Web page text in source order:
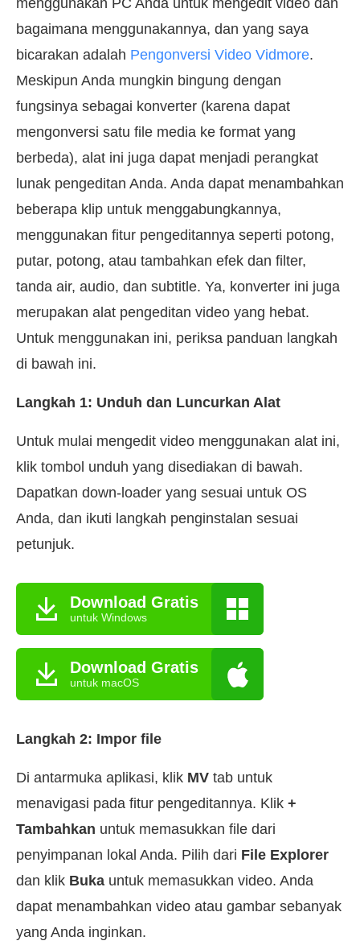
bagaimana menggunakannya, dan yang saya
bicarakan adalah Pengonversi Video Vidmore.
Meskipun Anda mungkin bingung dengan
fungsinya sebagai konverter (karena dapat
mengonversi satu file media ke format yang
berbeda), alat ini juga dapat menjadi perangkat
lunak pengeditan Anda. Anda dapat menambahkan
beberapa klip untuk menggabungkannya,
menggunakan fitur pengeditannya seperti potong,
putar, potong, atau tambahkan efek dan filter,
tanda air, audio, dan subtitle. Ya, konverter ini juga
merupakan alat pengeditan video yang hebat.
Untuk menggunakan ini, periksa panduan langkah
di bawah ini.
Langkah 1: Unduh dan Luncurkan Alat
Untuk mulai mengedit video menggunakan alat ini,
klik tombol unduh yang disediakan di bawah.
Dapatkan down-loader yang sesuai untuk OS
Anda, dan ikuti langkah penginstalan sesuai
petunjuk.
Download Gratis
untuk Windows
Download Gratis
untuk macOS
Langkah 2: Impor file
Di antarmuka aplikasi, klik MV tab untuk
menavigasi pada fitur pengeditannya. Klik +
Tambahkan untuk memasukkan file dari
penyimpanan lokal Anda. Pilih dari File Explorer
dan klik Buka untuk memasukkan video. Anda
dapat menambahkan video atau gambar sebanyak
yang Anda inginkan.